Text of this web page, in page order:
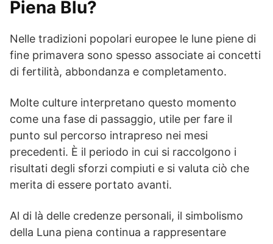
Piena Blu?
Nelle tradizioni popolari europee le lune piene di
fine primavera sono spesso associate ai concetti
di fertilità, abbondanza e completamento.
Molte culture interpretano questo momento
come una fase di passaggio, utile per fare il
punto sul percorso intrapreso nei mesi
precedenti. È il periodo in cui si raccolgono i
risultati degli sforzi compiuti e si valuta ciò che
merita di essere portato avanti.
Al di là delle credenze personali, il simbolismo
della Luna piena continua a rappresentare